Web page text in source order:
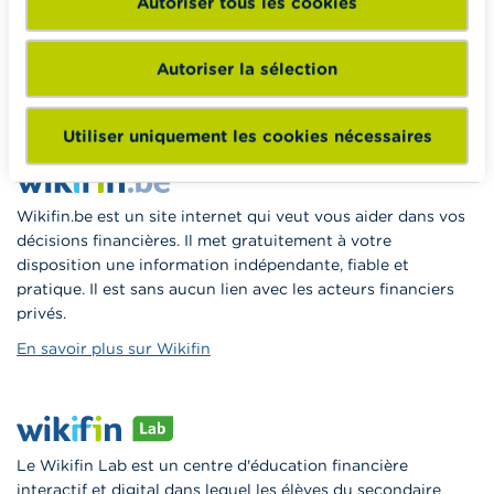
Autoriser la sélection
Utiliser uniquement les cookies nécessaires
enseignants du matériel pédagogique varié et des
formations pour les aider à faire de l’éducation financière et
à la consommation responsable en classe.
Vers Wikifin School
Wikifin.be est un site internet qui veut vous aider dans vos
décisions financières. Il met gratuitement à votre
disposition une information indépendante, fiable et
pratique. Il est sans aucun lien avec les acteurs financiers
privés.
En savoir plus sur Wikifin
Le Wikifin Lab est un centre d'éducation financière
interactif et digital dans lequel les élèves du secondaire